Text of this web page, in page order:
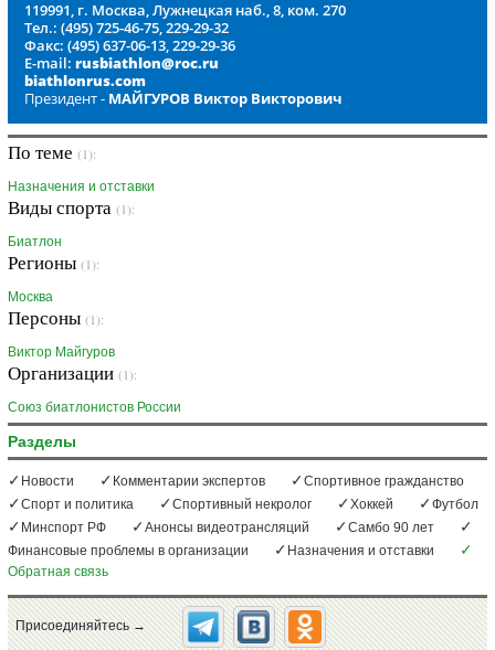
119991, г. Москва, Лужнецкая наб., 8, ком. 270
Тел.: (495) 725-46-75, 229-29-32
Факс: (495) 637-06-13, 229-29-36
E-mail: rusbiathlon@roc.ru
biathlonrus.com
Президент - МАЙГУРОВ Виктор Викторович
По теме (1):
Назначения и отставки
Виды спорта (1):
Биатлон
Регионы (1):
Москва
Персоны (1):
Виктор Майгуров
Организации (1):
Союз биатлонистов России
Разделы
Новости Комментарии экспертов
Спортивное гражданство
Спорт и политика
Спортивный некролог Хоккей
Футбол
Минспорт РФ
Анонсы видеотрансляций
Самбо 90 лет
Финансовые проблемы в организации
Назначения и отставки
Обратная связь
Присоединяйтесь →